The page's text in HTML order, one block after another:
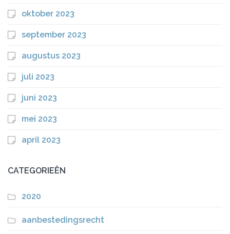
oktober 2023
september 2023
augustus 2023
juli 2023
juni 2023
mei 2023
april 2023
CATEGORIEËN
2020
aanbestedingsrecht